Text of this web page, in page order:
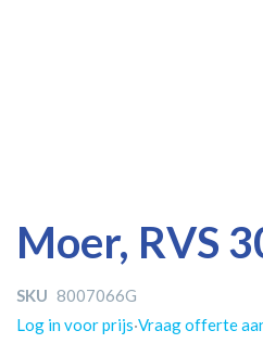
Moer, RVS
SKU 8007066G
Log in voor prijs·Vraag offerte
naar
einde
de
naar
begin
de